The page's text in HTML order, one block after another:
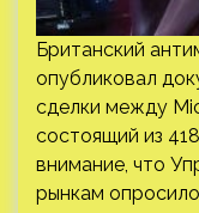
Британский
опубликовал
сделки между
состоящий из
внимание, что
рынкам